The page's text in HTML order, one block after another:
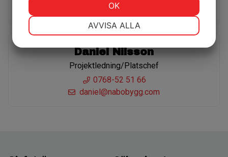
david@nabobygg.com
Daniel Nilsson
Projektledning/Platschef
0768-52 51 66
daniel@nabobygg.com
MARKNADSFÖRING STATISTIK
AVVISA ALLA
OK